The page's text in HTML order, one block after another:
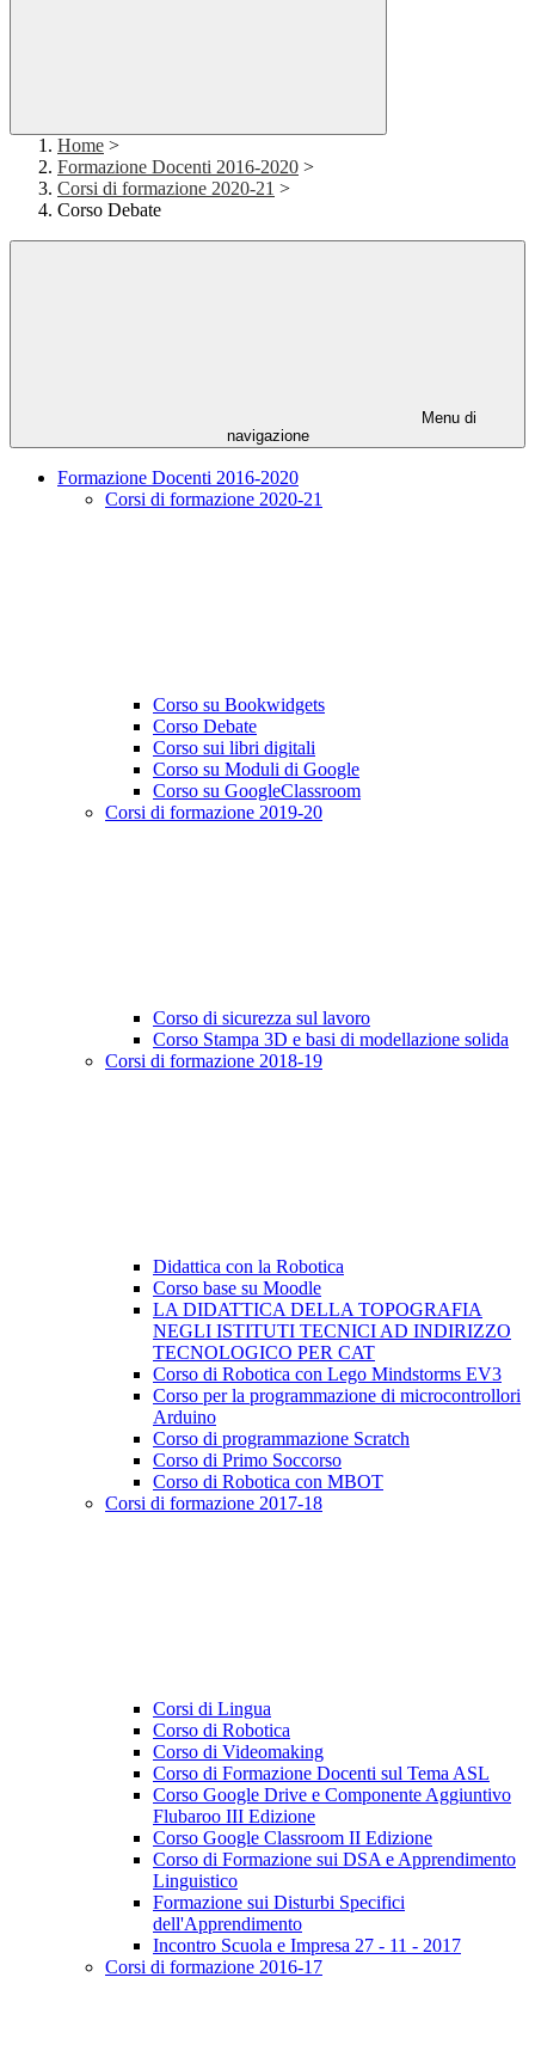
Home >
Formazione Docenti 2016-2020 >
Corsi di formazione 2020-21 >
Corso Debate
Menu di
navigazione
Formazione Docenti 2016-2020
Corsi di formazione 2020-21
Corso su Bookwidgets
Corso Debate
Corso sui libri digitali
Corso su Moduli di Google
Corso su GoogleClassroom
Corsi di formazione 2019-20
Corso di sicurezza sul lavoro
Corso Stampa 3D e basi di modellazione solida
Corsi di formazione 2018-19
Didattica con la Robotica
Corso base su Moodle
LA DIDATTICA DELLA TOPOGRAFIA
NEGLI ISTITUTI TECNICI AD INDIRIZZO
TECNOLOGICO PER CAT
Corso di Robotica con Lego Mindstorms EV3
Corso per la programmazione di microcontrollori
Arduino
Corso di programmazione Scratch
Corso di Primo Soccorso
Corso di Robotica con MBOT
Corsi di formazione 2017-18
Corsi di Lingua
Corso di Robotica
Corso di Videomaking
Corso di Formazione Docenti sul Tema ASL
Corso Google Drive e Componente Aggiuntivo
Flubaroo III Edizione
Corso Google Classroom II Edizione
Corso di Formazione sui DSA e Apprendimento
Linguistico
Formazione sui Disturbi Specifici
dell'Apprendimento
Incontro Scuola e Impresa 27 - 11 - 2017
Corsi di formazione 2016-17